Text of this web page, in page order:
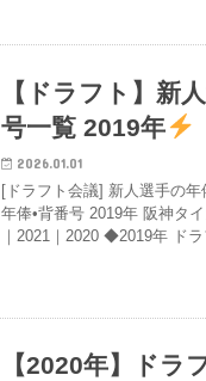
【ドラフト】新
号一覧 2019年
2026.01.01
[ドラフト会議] 新人選手の
年俸•背番号 2019年 阪神タ
｜2021｜2020 ◆2019年 ド
【2020年】ドラ